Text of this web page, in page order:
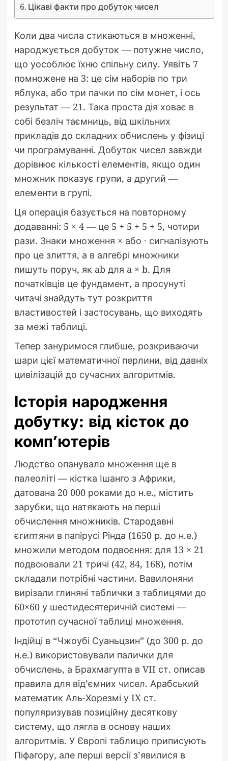
Цікаві факти про добуток чисел
Коли два числа стикаються в множенні,
народжується добуток — потужне число,
що уособлює їхню спільну силу. Уявіть 7
помножене на 3: це сім наборів по три
яблука, або три пачки по сім монет, і ось
результат — 21. Така проста дія ховає в
собі безліч таємниць, від шкільних
прикладів до складних обчислень у фізиці
чи програмуванні. Добуток чисел завжди
дорівнює кількості елементів, якщо один
множник показує групи, а другий —
елементи в групі.
Ця операція базується на повторному
додаванні: 5 × 4 — це 5 + 5 + 5 + 5, чотири
рази. Знаки множення × або · сигналізують
про це злиття, а в алгебрі множники
пишуть поруч, як ab для a × b. Для
початківців це фундамент, а просунуті
читачі знайдуть тут розкриття
властивостей і застосувань, що виходять
за межі таблиці.
Тепер зануримося глибше, розкриваючи
шари цієї математичної перлини, від давніх
цивілізацій до сучасних алгоритмів.
Історія народження
добутку: від кісток до
комп’ютерів
Людство опанувало множення ще в
палеоліті — кістка Ішанго з Африки,
датована 20 000 роками до н.е., містить
зарубки, що натякають на перші
обчислення множників. Стародавні
єгиптяни в папірусі Рінда (1650 р. до н.е.)
множили методом подвоєння: для 13 × 21
подвоювали 21 тричі (42, 84, 168), потім
складали потрібні частини. Вавилоняни
вирізали глиняні таблички з таблицями до
60×60 у шестидесятеричній системі —
прототип сучасної таблиці множення.
Індійці в “Чжоубі Суаньцзин” (до 300 р. до
н.е.) використовували палички для
обчислень, а Брахмагупта в VII ст. описав
правила для від’ємних чисел. Арабський
математик Аль-Хорезмі у IX ст.
популяризував позиційну десяткову
систему, що лягла в основу наших
алгоритмів. У Європі таблицю приписують
Піфагору, але перші версії з’явилися в